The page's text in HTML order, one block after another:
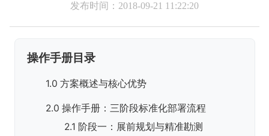
发布时间：2018-09-21 11:22:20
操作手册目录
1.0 方案概述与核心优势
2.0 操作手册：三阶段标准化部署流程
2.1 阶段一：展前规划与精准勘测